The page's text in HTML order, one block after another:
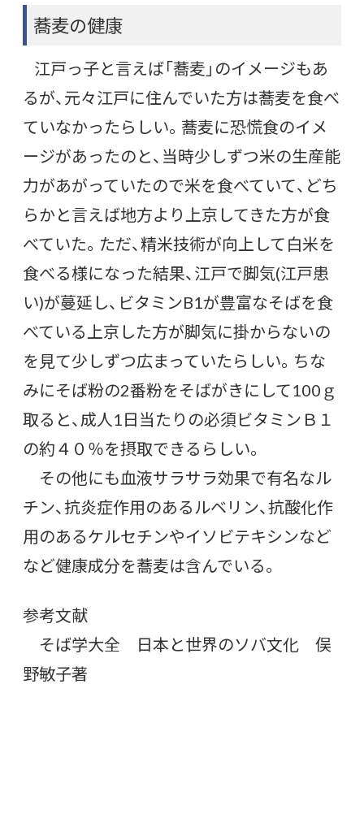
蕎麦の健康
江戸っ子と言えば「蕎麦」のイメージもあ
るが、元々江戸に住んでいた方は蕎麦を食べ
ていなかったらしい。蕎麦に恐慌食のイメ
ージがあったのと、当時少しずつ米の生産能
力があがっていたので米を食べていて、どち
らかと言えば地方より上京してきた方が食
べていた。ただ、精米技術が向上して白米を
食べる様になった結果、江戸で脚気(江戸患
い)が蔓延し、ビタミンB1が豊富なそばを食
べている上京した方が脚気に掛からないの
を見て少しずつ広まっていたらしい。ちな
みにそば粉の2番粉をそばがきにして100ｇ
取ると、成人1日当たりの必須ビタミンＢ１
の約４０％を摂取できるらしい。
その他にも血液サラサラ効果で有名なル
チン、抗炎症作用のあるルベリン、抗酸化作
用のあるケルセチンやイソビテキシンなど
など健康成分を蕎麦は含んでいる。
参考文献
そば学大全 日本と世界のソバ文化 俣
野敏子著